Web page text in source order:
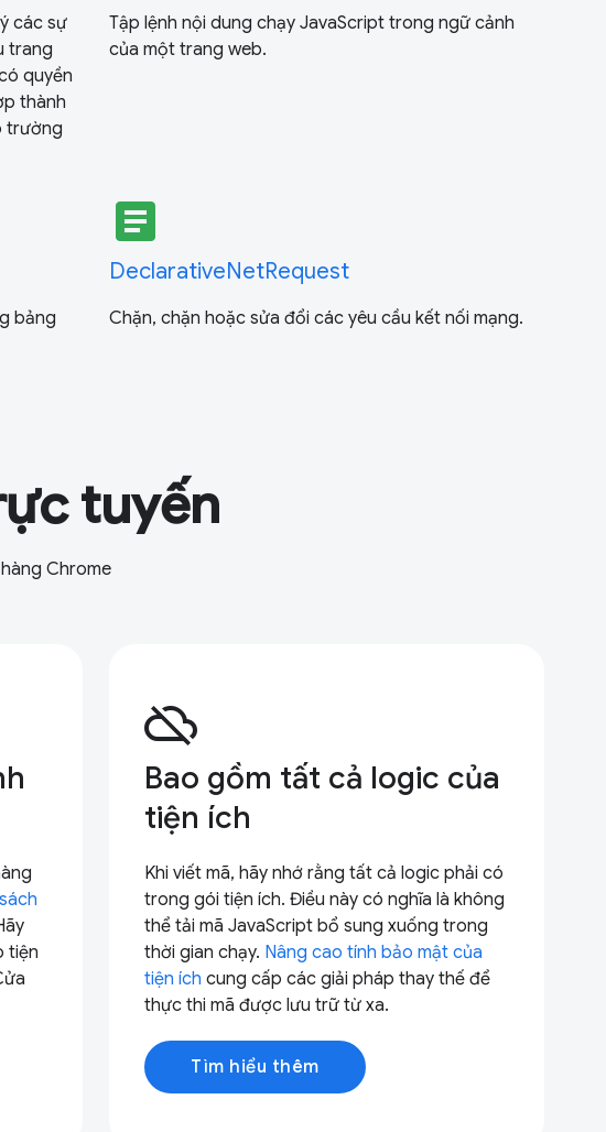
các sự
trang
quyền
thành
trường
Tập lệnh nội dung chạy JavaScript trong ngữ cảnh
của một trang web.
bảng
article
DeclarativeNetRequest
Chặn, chặn hoặc sửa đổi các yêu cầu kết nối mạng.
tuyến
Chrome
tiện
cloud_off
Bao gồm tất cả logic của
tiện ích
Khi viết mã, hãy nhớ rằng tất cả logic phải có
trong gói tiện ích. Điều này có nghĩa là không
thể tải mã JavaScript bổ sung xuống trong
thời gian chạy. Nâng cao tính bảo mật của
tiện ích cung cấp các giải pháp thay thế để
thực thi mã được lưu trữ từ xa.
Tìm hiểu thêm